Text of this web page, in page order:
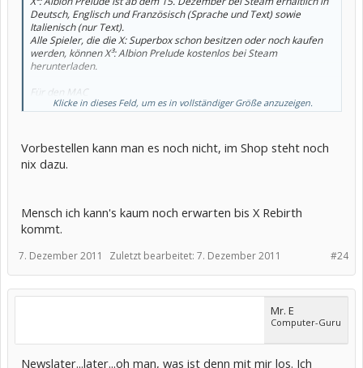
Deutsch, Englisch und Französisch (Sprache und Text) sowie
Italienisch (nur Text).
Alle Spieler, die die X: Superbox schon besitzen oder noch kaufen
werden, können X³: Albion Prelude kostenlos bei Steam
herunterladen.
Für den MAC
In Kürze auch für den MAC via Appstore und Deliver2Mac.
Deep Silver wird im ersten Quartal 2012 zu X³: Albion Prelude eine
Retail Box mit zusätzlichen Inhalten veröffentlichen. Besitzer von X³:
Terran Conflict können dann X³: Albion Prelude als Add-on
Goldversion. Sie enthält X³: Albion Prelude sowie X³: Terran Conflict
sowie weitere Extras. Release ebenfalls im ersten Quartal..
Klicke in dieses Feld, um es in vollständiger Größe anzuzeigen.
Vorbestellen kann man es noch nicht, im Shop steht noch
nix dazu.
Mensch ich kann's kaum noch erwarten bis X Rebirth
kommt.
#24
7. Dezember 2011 Zuletzt bearbeitet: 7. Dezember 2011
Mr. E
Computer-Guru
Newslater...later...oh man, was ist denn mit mir los. Ich